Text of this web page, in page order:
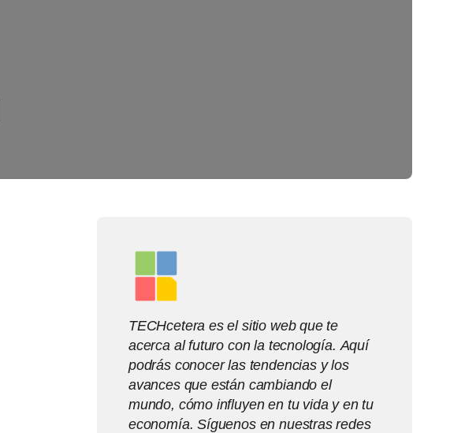
TECHcetera es el sitio web que te
acerca al futuro con la tecnología. Aquí
podrás conocer las tendencias y los
avances que están cambiando el
mundo, cómo influyen en tu vida y en tu
economía. Síguenos en nuestras redes